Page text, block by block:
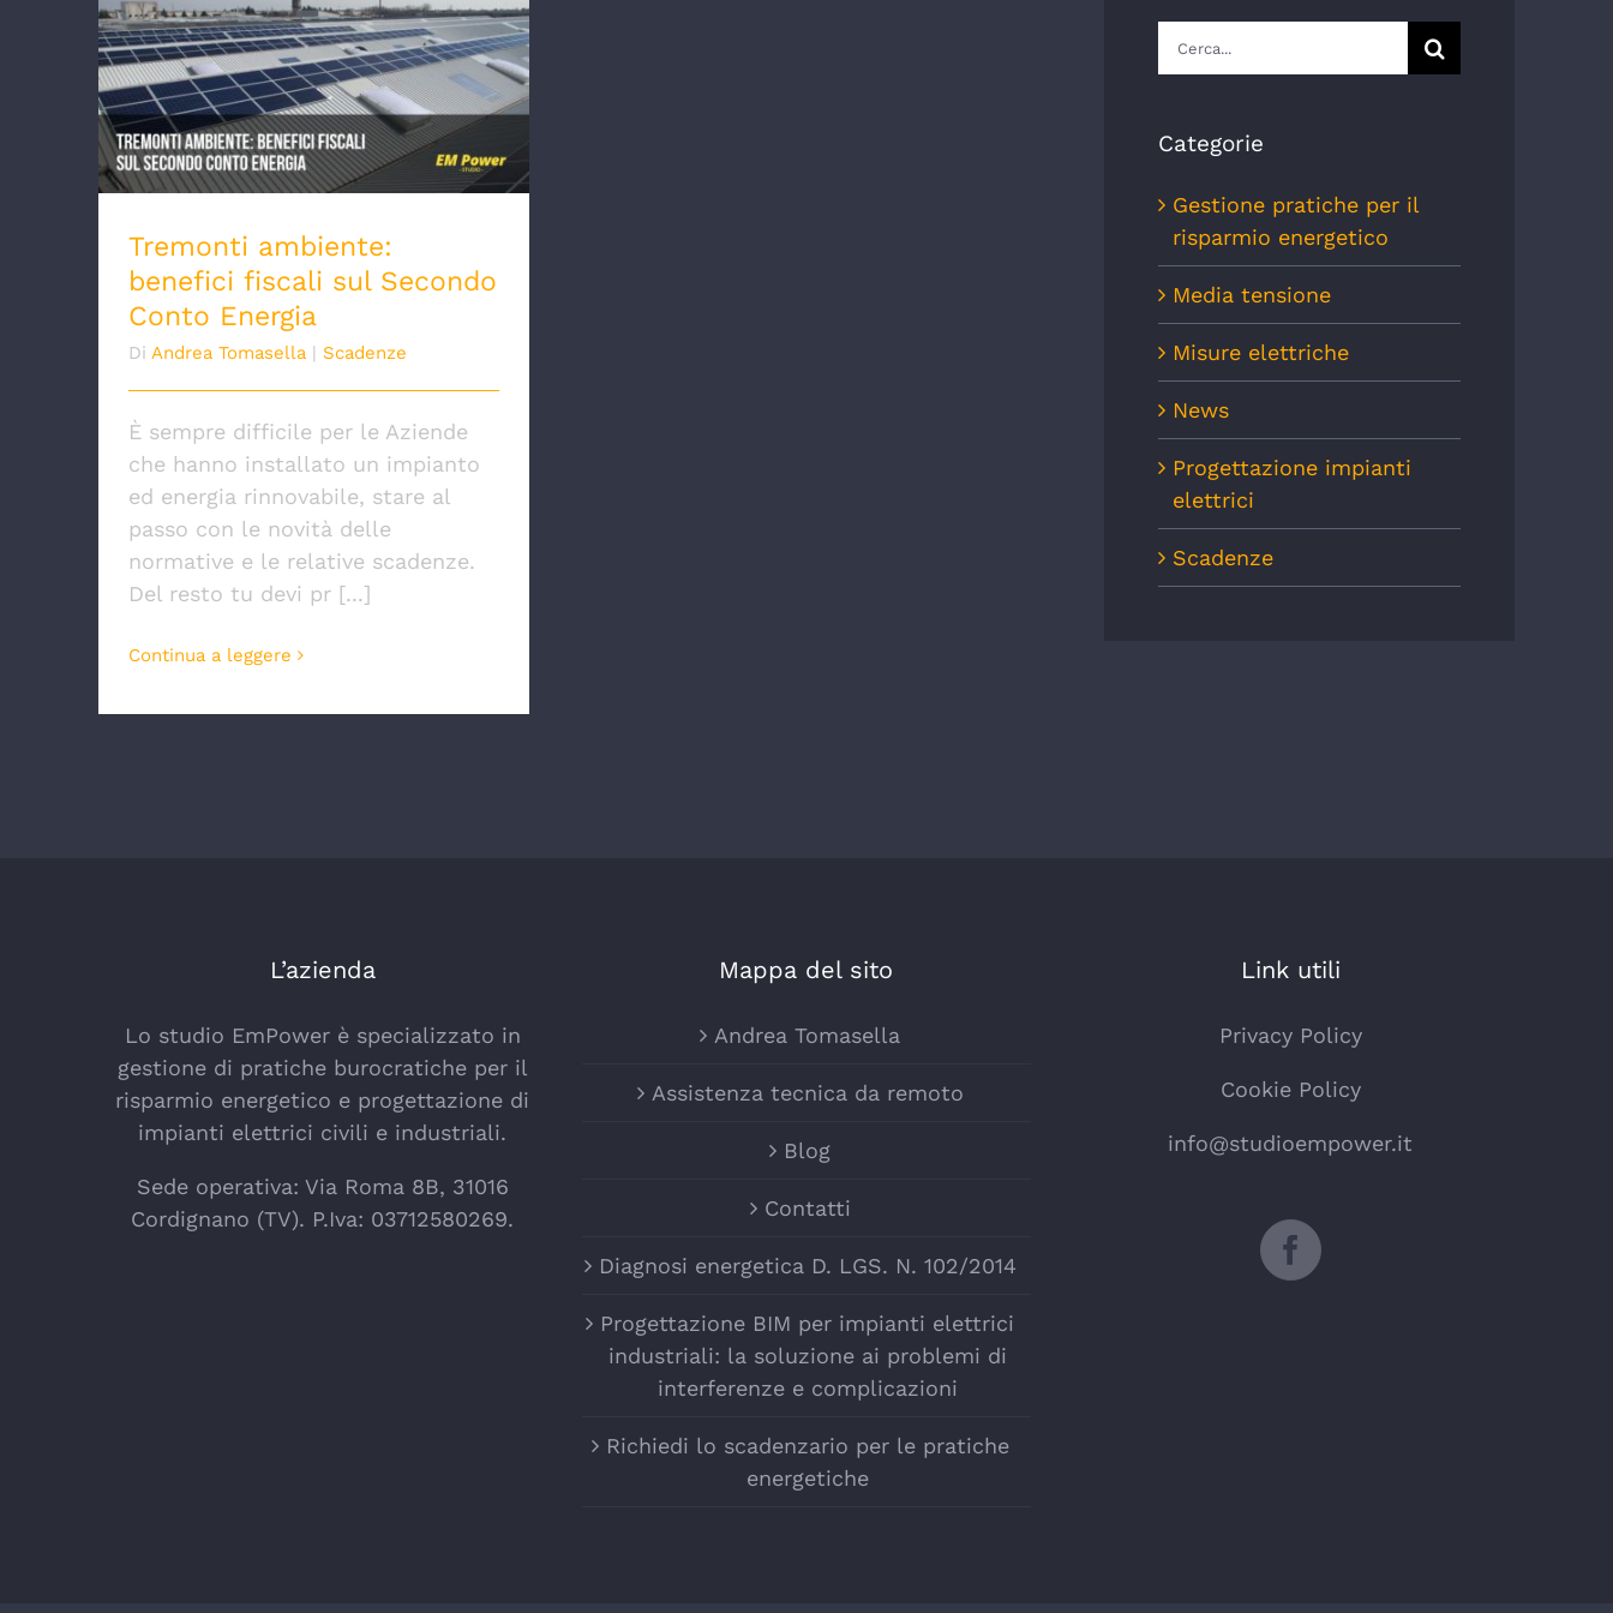
Tremonti ambiente: benefici fiscali sul
Secondo Conto Energia
Tremonti ambiente:
benefici fiscali sul Secondo
Conto Energia
Di Andrea Tomasella Scadenze
È sempre difficile per le Aziende
che hanno installato un impianto
ed energia rinnovabile, stare al
passo con le novità delle
normative e le relative scadenze.
Del resto tu devi pr [...]
Continua a leggere
per:
Categorie
Gestione pratiche per il
risparmio energetico
Media tensione
Misure elettriche
News
Progettazione impianti
elettrici
Scadenze
L’azienda
Lo studio EmPower è specializzato in
gestione di pratiche burocratiche per il
risparmio energetico e progettazione di
impianti elettrici civili e industriali.
Sede operativa: Via Roma 8B, 31016
Cordignano (TV). P.Iva: 03712580269.
Mappa del sito
Andrea Tomasella
Assistenza tecnica da remoto
Blog
Contatti
Diagnosi energetica D. LGS. N. 102/2014
Progettazione BIM per impianti elettrici
industriali: la soluzione ai problemi di
interferenze e complicazioni
Richiedi lo scadenzario per le pratiche
energetiche
Link utili
Privacy Policy
Cookie Policy
info@studioempower.it